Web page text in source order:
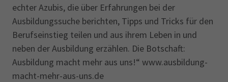
echter Azubis, die über Erfahrungen bei der
Ausbildungssuche berichten, Tipps und Tricks für den
Berufseinstieg teilen und aus ihrem Leben in und
neben der Ausbildung erzählen. Die Botschaft:
Ausbildung macht mehr aus uns!“ www.ausbildung-
macht-mehr-aus-uns.de